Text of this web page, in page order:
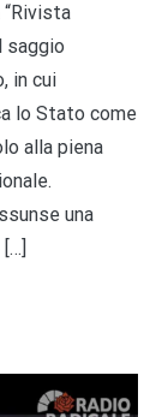
saggio
in cui
lo Stato come
alla piena
una